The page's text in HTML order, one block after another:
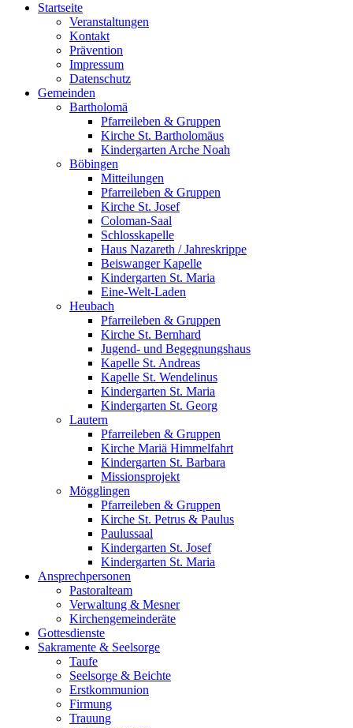
Startseite
Veranstaltungen
Kontakt
Prävention
Impressum
Datenschutz
Gemeinden
Bartholomä
Pfarreileben & Gruppen
Kirche St. Bartholomäus
Kindergarten Arche Noah
Böbingen
Mitteilungen
Pfarreileben & Gruppen
Kirche St. Josef
Coloman-Saal
Schlosskapelle
Haus Nazareth / Jahreskrippe
Beiswanger Kapelle
Kindergarten St. Maria
Eine-Welt-Laden
Heubach
Pfarreileben & Gruppen
Kirche St. Bernhard
Jugend- und Begegnungshaus
Kapelle St. Andreas
Kapelle St. Wendelinus
Kindergarten St. Maria
Kindergarten St. Georg
Lautern
Pfarreileben & Gruppen
Kirche Mariä Himmelfahrt
Kindergarten St. Barbara
Missionsprojekt
Mögglingen
Pfarreileben & Gruppen
Kirche St. Petrus & Paulus
Paulussaal
Kindergarten St. Josef
Kindergarten St. Maria
Ansprechpersonen
Pastoralteam
Verwaltung & Mesner
Kirchengemeinderäte
Gottesdienste
Sakramente & Seelsorge
Taufe
Seelsorge & Beichte
Erstkommunion
Firmung
Trauung